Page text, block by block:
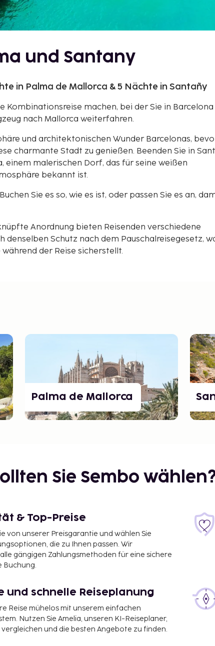
und Santany
in Palma de Mallorca & 5 Nächte in Santañy
Kombinationsreise machen, bei der Sie in Barcelona
nach Mallorca weiterfahren.
und architektonischen Wunder Barcelonas,
charmante Stadt zu genießen. Beenden Sie in
einem malerischen Dorf, das für seine weißen
bekannt ist.
Sie es so, wie es ist, oder passen Sie es an,
Anordnung bieten Reisenden verschiedene
denselben Schutz nach dem Pauschalreisegesetz,
der Reise sicherstellt.
Palma de Mallorca
Sie Sembo
& Top-Preise
von unserer Preisgarantie und wählen Sie
die zu Ihnen passen. Wir
gängigen Zahlungsmethoden für eine sichere
Buchung.
und schnelle Reiseplanung
Reise mühelos mit unserem einfachen
Nutzen Sie Amelia, unseren KI-Reiseplaner,
vergleichen und die besten Angebote zu finden.